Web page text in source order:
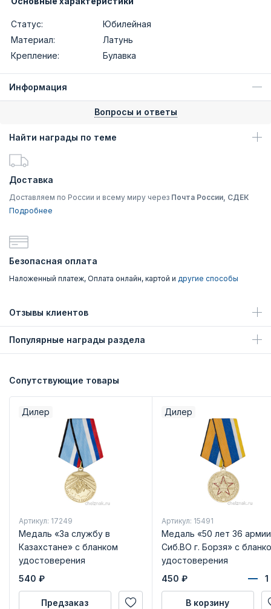
Статус:
Юбилейная
Материал:
Латунь
Крепление:
Булавка
Информация
Вопросы и ответы
Найти награды по теме
Доставка
Доставляем по России и всему миру через Почта России, СДЕК
Подробнее
Безопасная оплата
Наложенный платеж, Оплата онлайн, картой и другие способы
Отзывы клиентов
Популярные награды раздела
Сопутствующие товары
Дилер
Артикул: 17249
Медаль «За службу в
Казахстане» с бланком
удостоверения
540 ₽
Предзаказ
Дилер
Артикул: 15491
Медаль «50 лет 36 армии
Сиб.ВО г. Борзя» с
удостоверения
450 ₽
В корзину